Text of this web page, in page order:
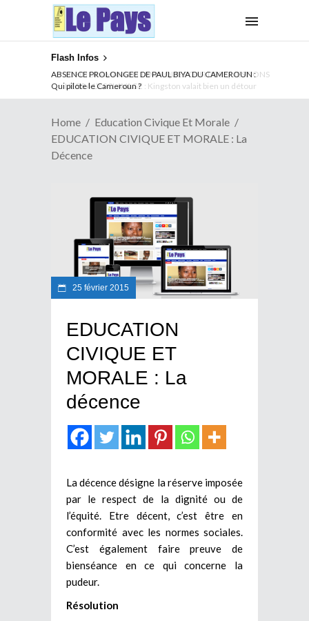
Flash Infos
ABSENCE PROLONGEE DE PAUL BIYA DU CAMEROUN :
Qui pilote le Cameroun ?
Home
Education Civique Et Morale
EDUCATION CIVIQUE ET MORALE : La
Décence
25 février 2015
EDUCATION
CIVIQUE ET
MORALE : La
décence
La décence désigne la réserve imposée
par le respect de la dignité ou de
l’équité. Etre décent, c’est être en
conformité avec les normes sociales.
C’est également faire preuve de
bienséance en ce qui concerne la
pudeur.
Résolution